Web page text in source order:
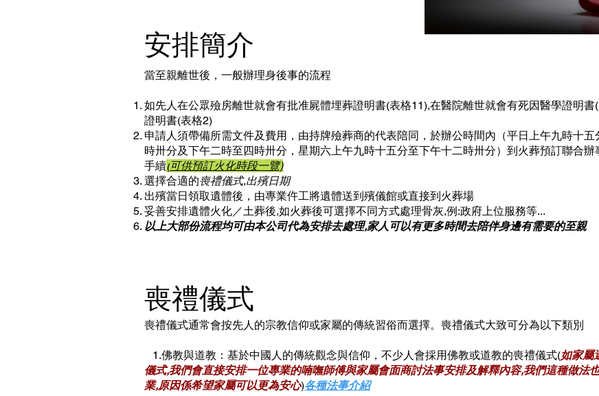
安排簡介
當至親離世後，一般辦理身後事的流程
如先人在公眾殮房離世就會有批准屍體埋葬證明書(表格11),在醫院離世就會有死因醫學證明書
證明書(表格2)
申請人須帶備所需文件及費用，由持牌殮葬商的代表陪同，於辦公時間內（平日上午九時十五
時卅分及下午二時至四時卅分，星期六上午九時十五分至下午十二時卅分）到火葬預訂聯合辦
手續(可供預訂火化時段一覽)
選擇合適的喪禮儀式,出殯日期
出殯當日領取遺體後，由專業仵工將遺體送到殯儀館或直接到火葬場
妥善安排遺體火化／土葬後,如火葬後可選擇不同方式處理骨灰,例:政府上位服務等...
以上大部份流程均可由本公司代為安排去處理,家人可以有更多時間去陪伴身邊有需要的至親
喪禮儀式
喪禮儀式通常會按先人的宗教信仰或家屬的傳統習俗而選擇。喪禮儀式大致可分為以下類別
1.佛教與道教：基於中國人的傳統觀念與信仰，不少人會採用佛教或道教的喪禮儀式(如家屬
儀式,我們會直接安排一位專業的喃嘸師傅與家屬會面商討法事安排及解釋內容,我們這種做法
業,原因係希望家屬可以更為安心)各種法事介紹